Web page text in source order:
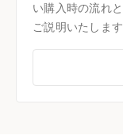
い購入時の流れ
ご説明いたします